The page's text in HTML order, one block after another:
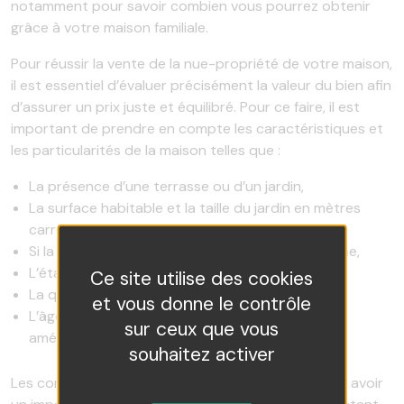
notamment pour savoir combien vous pourrez obtenir
grâce à votre maison familiale.
Pour réussir la vente de la nue-propriété de votre maison,
il est essentiel d’évaluer précisément la valeur du bien afin
d’assurer un prix juste et équilibré. Pour ce faire, il est
important de prendre en compte les caractéristiques et
les particularités de la maison telles que :
La présence d’une terrasse ou d’un jardin,
La surface habitable et la taille du jardin en mètres
carrés,
Si la propriété est mitoyenne à une maison voisine,
L’état de la toiture,
La qualité de la plomberie et du câblage,
L’âge de la propriété et toute rénovation ou
amélioration qui a été faite, etc.
Les conditions du marché local peuvent également avoir
Ce site utilise des cookies
et vous donne le contrôle
sur ceux que vous
souhaitez activer